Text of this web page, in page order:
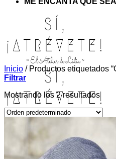
INICIO
Inicio /Productos etiquetados
Filtrar
Mostrando los 2 resultados